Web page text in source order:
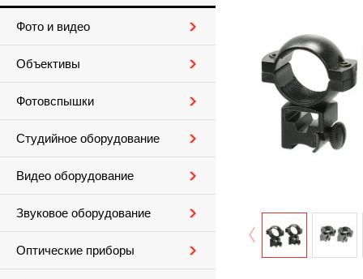
Фото и видео
Объективы
Фотовспышки
Студийное оборудование
Видео оборудование
Звуковое оборудование
Оптические приборы